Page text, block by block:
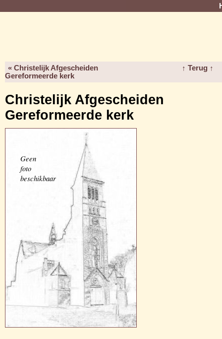
« Christelijk Afgescheiden
Gereformeerde kerk
↑ Terug ↑
Christelijk Afgescheiden
Gereformeerde kerk
Geen
foto
beschikbaar